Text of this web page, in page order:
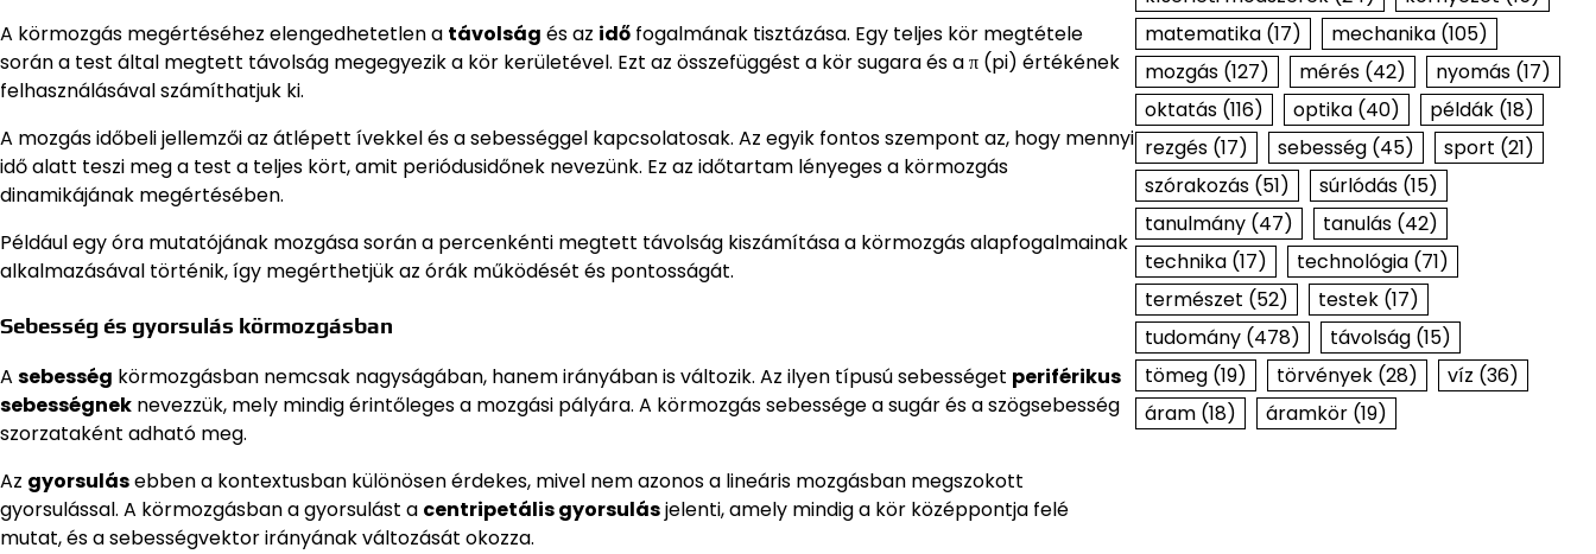
A körmozgás megértéséhez elengedhetetlen a távolság és az idő fogalmának tisztázása. Egy teljes kör megtétele
során a test által megtett távolság megegyezik a kör kerületével. Ezt az összefüggést a kör sugara és a π (pi) értékének
felhasználásával számíthatjuk ki.
A mozgás időbeli jellemzői az átlépett ívekkel és a sebességgel kapcsolatosak. Az egyik fontos szempont az, hogy mennyi
idő alatt teszi meg a test a teljes kört, amit periódusidőnek nevezünk. Ez az időtartam lényeges a körmozgás
dinamikájának megértésében.
Például egy óra mutatójának mozgása során a percenkénti megtett távolság kiszámítása a körmozgás alapfogalmainak
alkalmazásával történik, így megérthetjük az órák működését és pontosságát.
Sebesség és gyorsulás körmozgásban
A sebesség körmozgásban nemcsak nagyságában, hanem irányában is változik. Az ilyen típusú sebességet periférikus
sebességnek nevezzük, mely mindig érintőleges a mozgási pályára. A körmozgás sebessége a sugár és a szögsebesség
szorzataként adható meg.
Az gyorsulásebben a kontextusban különösen érdekes, mivel nem azonos a lineáris mozgásban megszokott
gyorsulással. A körmozgásban a gyorsulást a centripetális gyorsulásjelenti, amely mindig a kör középpontja felé
mutat, és a sebességvektor irányának változását okozza.
matematika(17) mechanika(105)
mozgás(127) mérés(42) nyomás(17)
oktatás(116) optika(40) példák(18)
rezgés(17) sebesség(45) sport (21)
szórakozás(51) súrlódás(15)
tanulmány(47) tanulás(42)
technika(17) technológia(71)
természet (52) testek(17)
tudomány(478) távolság(15)
tömeg(19) törvények(28) víz (36)
áram(18) áramkör(19)